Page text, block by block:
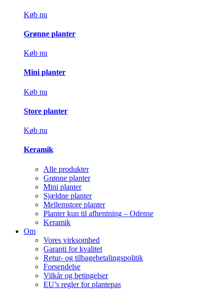
Køb nu
Grønne planter
Køb nu
Mini planter
Køb nu
Store planter
Køb nu
Keramik
Alle produkter
Grønne planter
Mini planter
Sjældne planter
Mellemstore planter
Planter kun til afhentning – Odense
Keramik
Om
Vores virksomhed
Garanti for kvalitet
Retur- og tilbagebetalingspolitik
Forsendelse
Vilkår og betingelser
EU’s regler for plantepas